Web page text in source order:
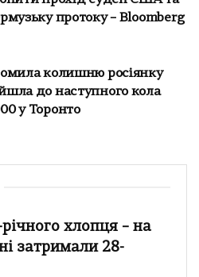
протоку – Bloomberg
колишню росіянку
до наступного кола
у Торонто
хлопця – на
затримали 28-